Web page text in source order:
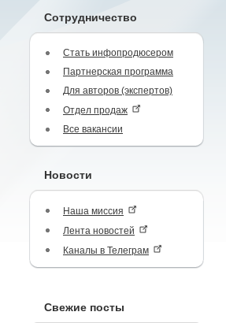
Сотрудничество
Стать инфопродюсером
Партнерская программа
Для авторов (экспертов)
Отдел продаж
Все вакансии
Новости
Наша миссия
Лента новостей
Каналы в Телеграм
Свежие посты